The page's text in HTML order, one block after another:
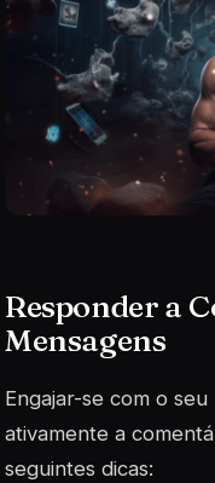
Responder a
Mensagens
Engajar-se com o
ativamente a
seguintes dicas: